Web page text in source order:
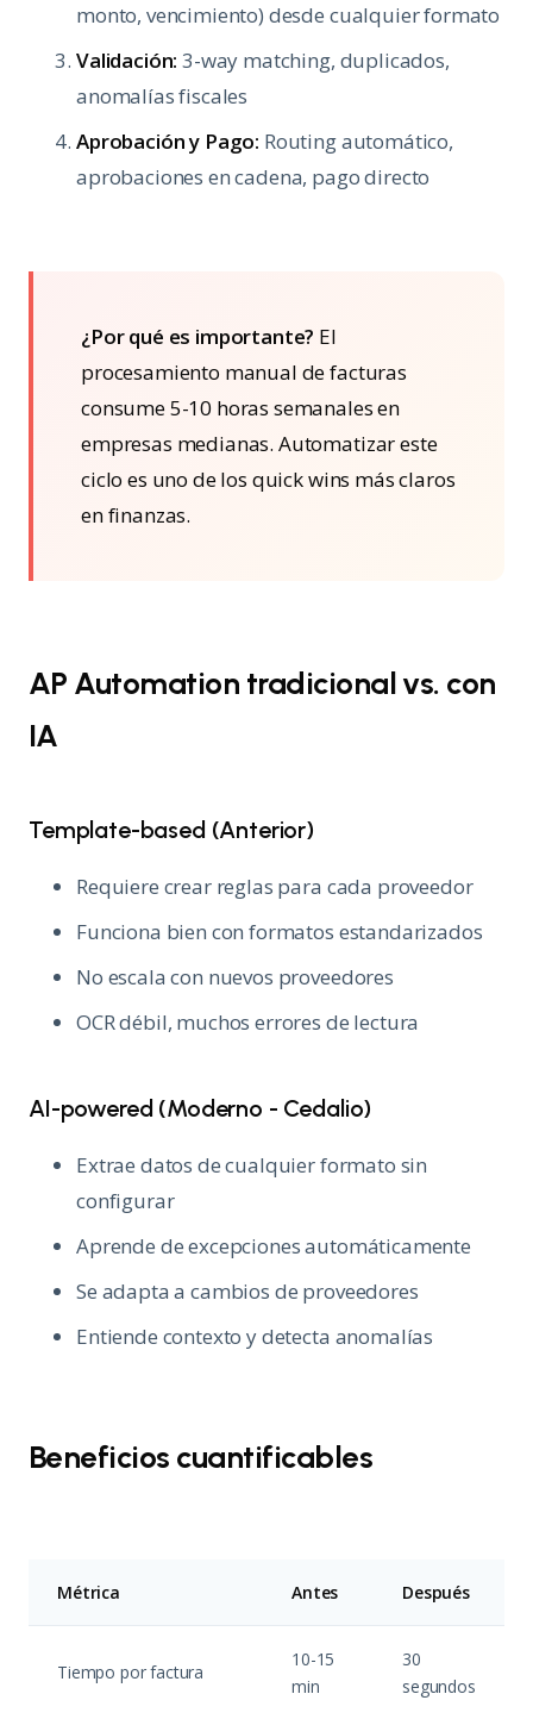
monto, vencimiento) desde cualquier formato
Validación: 3-way matching, duplicados,
anomalías fiscales
Aprobación y Pago: Routing automático,
aprobaciones en cadena, pago directo
¿Por qué es importante? El
procesamiento manual de facturas
consume 5-10 horas semanales en
empresas medianas. Automatizar este
ciclo es uno de los quick wins más claros
en finanzas.
AP Automation tradicional vs. con
IA
Template-based (Anterior)
Requiere crear reglas para cada proveedor
Funciona bien con formatos estandarizados
No escala con nuevos proveedores
OCR débil, muchos errores de lectura
AI-powered (Moderno - Cedalio)
Extrae datos de cualquier formato sin
configurar
Aprende de excepciones automáticamente
Se adapta a cambios de proveedores
Entiende contexto y detecta anomalías
Beneficios cuantificables
Métrica Antes Después
Tiempo por factura
10-15
min
30
segundos